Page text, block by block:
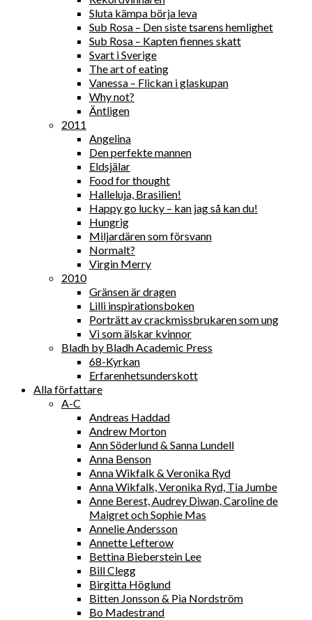
Sluta kämpa börja leva
Sub Rosa – Den siste tsarens hemlighet
Sub Rosa – Kapten fiennes skatt
Svart i Sverige
The art of eating
Vanessa – Flickan i glaskupan
Why not?
Äntligen
2011
Angelina
Den perfekte mannen
Eldsjälar
Food for thought
Halleluja, Brasilien!
Happy go lucky – kan jag så kan du!
Hungrig
Miljardären som försvann
Normalt?
Virgin Merry
2010
Gränsen är dragen
Lilli inspirationsboken
Porträtt av crackmissbrukaren som ung
Vi som älskar kvinnor
Bladh by Bladh Academic Press
68-Kyrkan
Erfarenhetsunderskott
Alla författare
A-C
Andreas Haddad
Andrew Morton
Ann Söderlund & Sanna Lundell
Anna Benson
Anna Wikfalk & Veronika Ryd
Anna Wikfalk, Veronika Ryd, Tia Jumbe
Anne Berest, Audrey Diwan, Caroline de
Maigret och Sophie Mas
Annelie Andersson
Annette Lefterow
Bettina Bieberstein Lee
Bill Clegg
Birgitta Höglund
Bitten Jonsson & Pia Nordström
Bo Madestrand